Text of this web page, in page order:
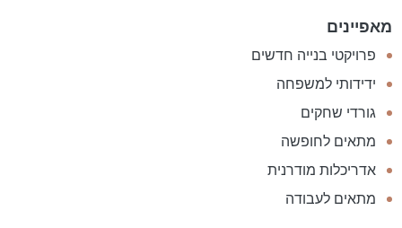
מאפיינים
פרויקטי בנייה חדשים
ידידותי למשפחה
גורדי שחקים
מתאים לחופשה
אדריכלות מודרנית
מתאים לעבודה